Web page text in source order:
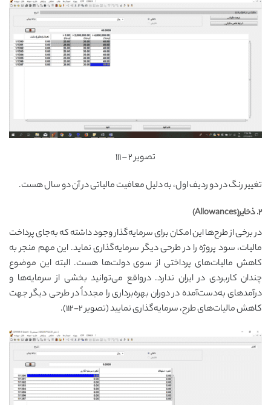
تصویر ۲ – ۱۱۱
تغییر رنگ در دو ردیف اول، به دلیل معافیت مالیاتی در آن دو سال هست.
۲. ذخایر(Allowances)
در برخی از طرح‌ها این امکان برای سرمایه‌گذار وجود داشته که به‌جای پرداخت
مالیات، سود پروژه را در طرحی دیگر سرمایه‌گذاری نماید. این مهم منجر به
کاهش مالیات‌های پرداختی از سوی دولت‌ها هست. البته این موضوع
چندان کاربردی در ایران ندارد. درواقع می‌توانید بخشی از سرمایه‌ها و
درآمدهای به‌دست‌آمده در دوران بهره‌برداری را مجدداً در طرحی دیگر جهت
کاهش مالیات‌های طرح، سرمایه‌گذاری نمایید (تصویر ۲-۱۱۲).